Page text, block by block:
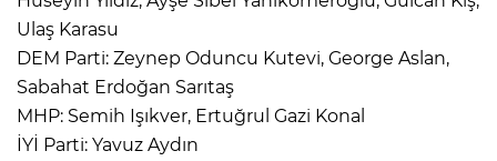
Ulaş Karasu
DEM Parti: Zeynep Oduncu Kutevi, George Aslan,
Sabahat Erdoğan Sarıtaş
MHP: Semih Işıkver, Ertuğrul Gazi Konal
İYİ Parti: Yavuz Aydın